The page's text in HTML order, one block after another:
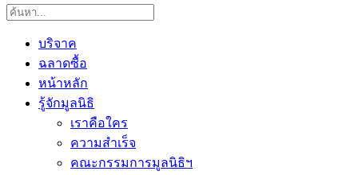
บริจาค
ฉลาดซื้อ
หน้าหลัก
รู้จักมูลนิธิ
เราคือใคร
ความสำเร็จ
คณะกรรมการมูลนิธิฯ